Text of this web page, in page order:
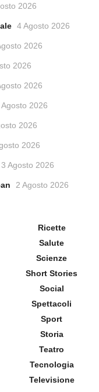
2026
4 Agosto 2026
2026
2026
2026
Agosto 2026
2026
2026
3 Agosto 2026
2 Agosto 2026
Ricette
Salute
Scienze
Short Stories
Social
Spettacoli
Sport
Storia
Teatro
Tecnologia
Televisione